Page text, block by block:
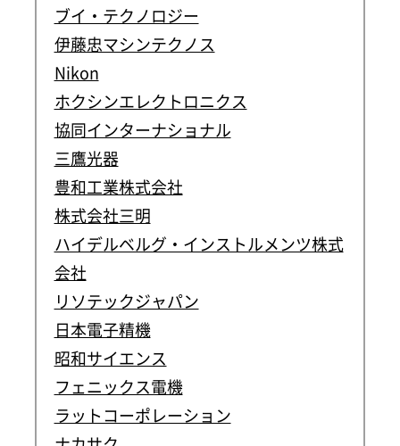
ブイ・テクノロジー
伊藤忠マシンテクノス
Nikon
ホクシンエレクトロニクス
協同インターナショナル
三鷹光器
豊和工業株式会社
株式会社三明
ハイデルベルグ・インストルメンツ株式
会社
リソテックジャパン
日本電子精機
昭和サイエンス
フェニックス電機
ラットコーポレーション